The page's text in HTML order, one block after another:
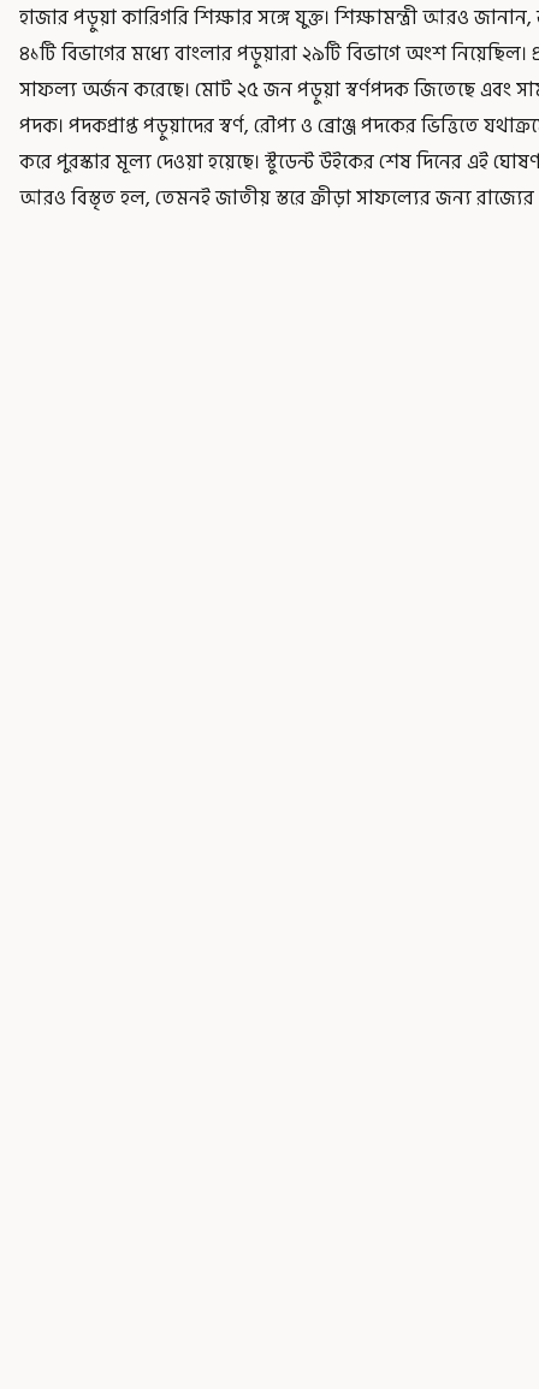
হাজার পড়ুয়া কারিগরি শিক্ষার সঙ্গে যুক্ত। শিক্ষামন্ত্রী আরও
৪১টি বিভাগের মধ্যে বাংলার পড়ুয়ারা ২৯টি বিভাগে অংশ
সাফল্য অর্জন করেছে। মোট ২৫ জন পড়ুয়া স্বর্ণপদক জিতেছে এবং
পদক। পদকপ্রাপ্ত পড়ুয়াদের স্বর্ণ, রৌপ্য ও ব্রোঞ্জ পদকের ভিত্তিতে
করে পুরস্কার মূল্য দেওয়া হয়েছে। স্টুডেন্ট উইকের শেষ দিনের এই
আরও বিস্তৃত হল, তেমনই জাতীয় স্তরে ক্রীড়া সাফল্যের জন্য রাজ্যের